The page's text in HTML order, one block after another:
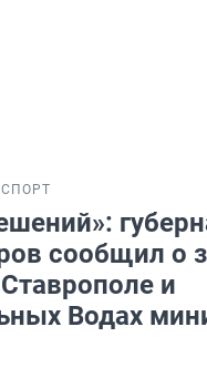
сообщил о
и
Водах